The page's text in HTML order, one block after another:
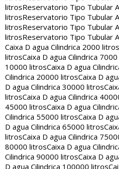
litrosReservatorio Tipo Tubular
litrosReservatorio Tipo Tubular
litrosReservatorio Tipo Tubular
litrosReservatorio Tipo Tubular
Caixa D agua Cilindrica 2000 litros
litrosCaixa D agua Cilindrica
10000 litrosCaixa D agua
Cilindrica 20000 litrosCaixa D
D agua Cilindrica 30000 litros
litrosCaixa D agua Cilindrica
45000 litrosCaixa D agua
Cilindrica 55000 litrosCaixa D
D agua Cilindrica 65000 litros
litrosCaixa D agua Cilindrica
80000 litrosCaixa D agua
Cilindrica 90000 litrosCaixa D
D agua Cilindrica 100000 litros